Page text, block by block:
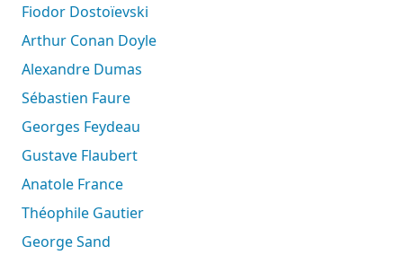
Fiodor Dostoïevski
Arthur Conan Doyle
Alexandre Dumas
Sébastien Faure
Georges Feydeau
Gustave Flaubert
Anatole France
Théophile Gautier
George Sand